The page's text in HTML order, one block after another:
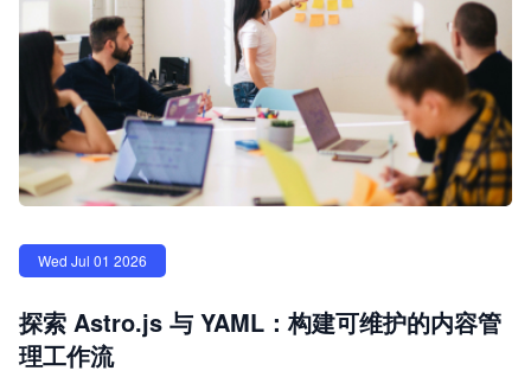
Wed Jul 01 2026
探索 Astro.js 与 YAML：构建可维护的内容管
理工作流